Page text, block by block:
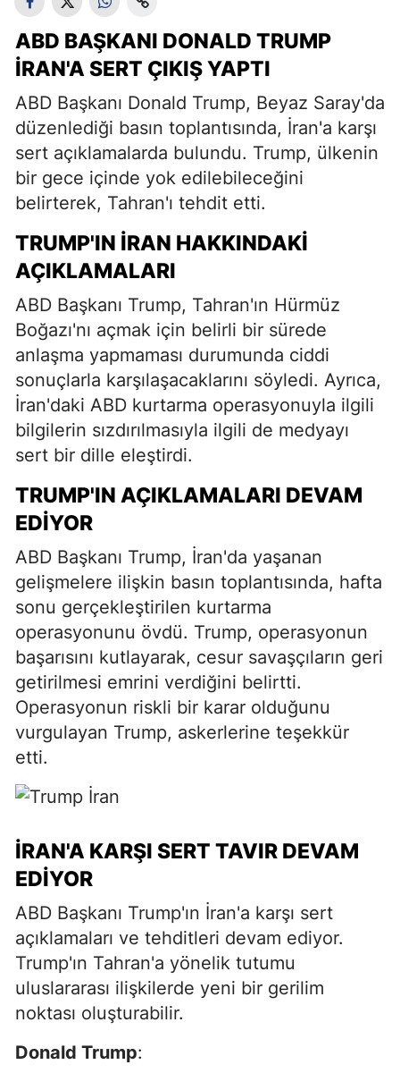
ABD BAŞKANI DONALD TRUMP
İRAN'A SERT ÇIKIŞ YAPTI
ABD Başkanı Donald Trump, Beyaz Saray'da
düzenlediği basın toplantısında, İran'a karşı
sert açıklamalarda bulundu. Trump, ülkenin
bir gece içinde yok edilebileceğini
belirterek, Tahran'ı tehdit etti.
TRUMP'IN İRAN HAKKINDAKI
AÇIKLAMALARI
ABD Başkanı Trump, Tahran'ın Hürmüz
Boğazı'nı açmak için belirli bir sürede
anlaşma yapmaması durumunda ciddi
sonuçlarla karşılaşacaklarını söyledi. Ayrıca,
İran'daki ABD kurtarma operasyonuyla ilgili
bilgilerin sızdırılmasıyla ilgili de medyayı
sert bir dille eleştirdi.
TRUMP'IN AÇIKLAMALARI DEVAM
EDIYOR
ABD Başkanı Trump, İran'da yaşanan
gelişmelere ilişkin basın toplantısında, hafta
sonu gerçekleştirilen kurtarma
operasyonunu övdü. Trump, operasyonun
başarısını kutlayarak, cesur savaşçıların geri
getirilmesi emrini verdiğini belirtti.
Operasyonun riskli bir karar olduğunu
vurgulayan Trump, askerlerine teşekkür
etti.
İRAN'A KARŞI SERT TAVIR DEVAM
EDIYOR
ABD Başkanı Trump'ın İran'a karşı sert
açıklamaları ve tehditleri devam ediyor.
Trump'ın Tahran'a yönelik tutumu
uluslararası ilişkilerde yeni bir gerilim
noktası oluşturabilir.
Donald Trump: